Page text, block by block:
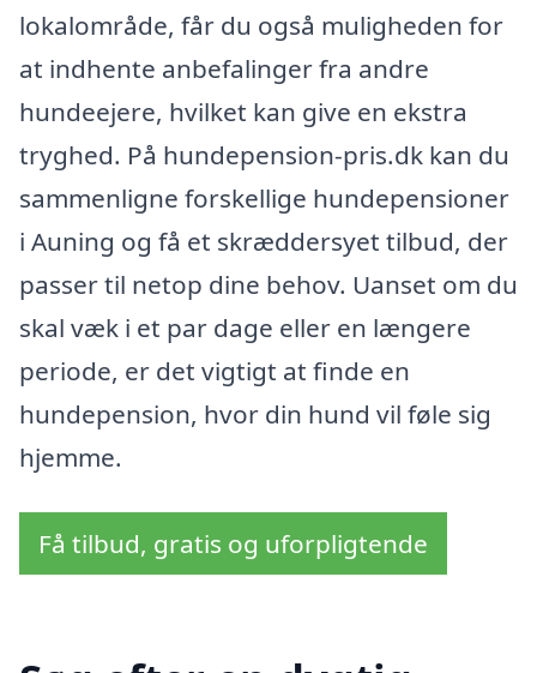
lokalområde, får du også muligheden for
at indhente anbefalinger fra andre
hundeejere, hvilket kan give en ekstra
tryghed. På hundepension-pris.dk kan du
sammenligne forskellige hundepensioner
i Auning og få et skræddersyet tilbud, der
passer til netop dine behov. Uanset om du
skal væk i et par dage eller en længere
periode, er det vigtigt at finde en
hundepension, hvor din hund vil føle sig
hjemme.
Få tilbud, gratis og uforpligtende